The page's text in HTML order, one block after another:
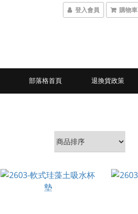
登入會員 購物車
部落格首頁 退換貨政策